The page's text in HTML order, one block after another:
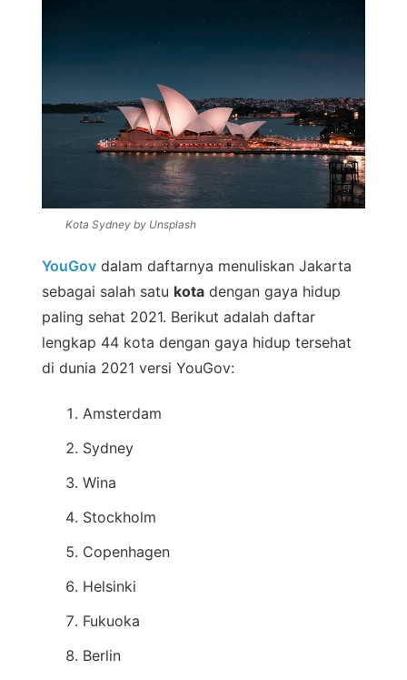
Kota Sydney by Unsplash
YouGov dalam daftarnya menuliskan Jakarta
sebagai salah satu kota dengan gaya hidup
paling sehat 2021. Berikut adalah daftar
lengkap 44 kota dengan gaya hidup tersehat
di dunia 2021 versi YouGov:
Amsterdam
Sydney
Wina
Stockholm
Copenhagen
Helsinki
Fukuoka
Berlin